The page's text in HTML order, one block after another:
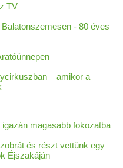
TV
- 80 éves
– amikor a
magasabb fokozatba
és részt vettünk egy
Éjszakáján